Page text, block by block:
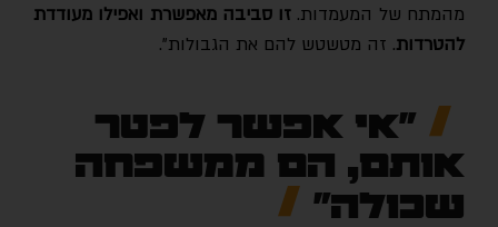
מהמתח של המעמדות.זו סביבה מאפשרת ואפילו מעודדת
להטרדות. זה מטשטש להם את הגבולות".
"אי אפשר לפטר
אותם, הם ממשפחה
שכולה"